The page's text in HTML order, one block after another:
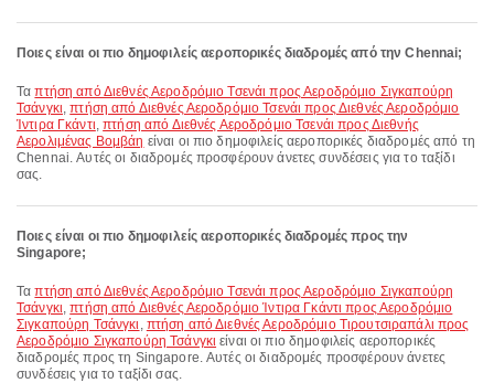
Ποιες είναι οι πιο δημοφιλείς αεροπορικές διαδρομές από την Chennai;
Ταπτήση από Διεθνές Αεροδρόμιο Τσενάι προς Αεροδρόμιο Σιγκαπούρη
Τσάνγκι,πτήση από Διεθνές Αεροδρόμιο Τσενάι προς Διεθνές Αεροδρόμιο
Ίντιρα Γκάντι,πτήση από Διεθνές Αεροδρόμιο Τσενάι προς Διεθνής
Αερολιμένας Βομβάη είναι οι πιο δημοφιλείς αεροπορικές διαδρομές από τη
Chennai. Αυτές οι διαδρομές προσφέρουν άνετες συνδέσεις για το ταξίδι
σας.
Ποιες είναι οι πιο δημοφιλείς αεροπορικές διαδρομές προς την
Singapore;
Ταπτήση από Διεθνές Αεροδρόμιο Τσενάι προς Αεροδρόμιο Σιγκαπούρη
Τσάνγκι,πτήση από Διεθνές Αεροδρόμιο Ίντιρα Γκάντι προς Αεροδρόμιο
Σιγκαπούρη Τσάνγκι , πτήση από Διεθνές Αεροδρόμιο Τιρουτσιραπάλι προς
Αεροδρόμιο Σιγκαπούρη Τσάνγκι είναι οι πιο δημοφιλείς αεροπορικές
διαδρομές προς τη Singapore. Αυτές οι διαδρομές προσφέρουν άνετες
συνδέσεις για το ταξίδι σας.